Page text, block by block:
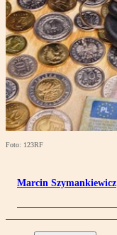
Foto: 123RF
Marcin Szymankiewicz